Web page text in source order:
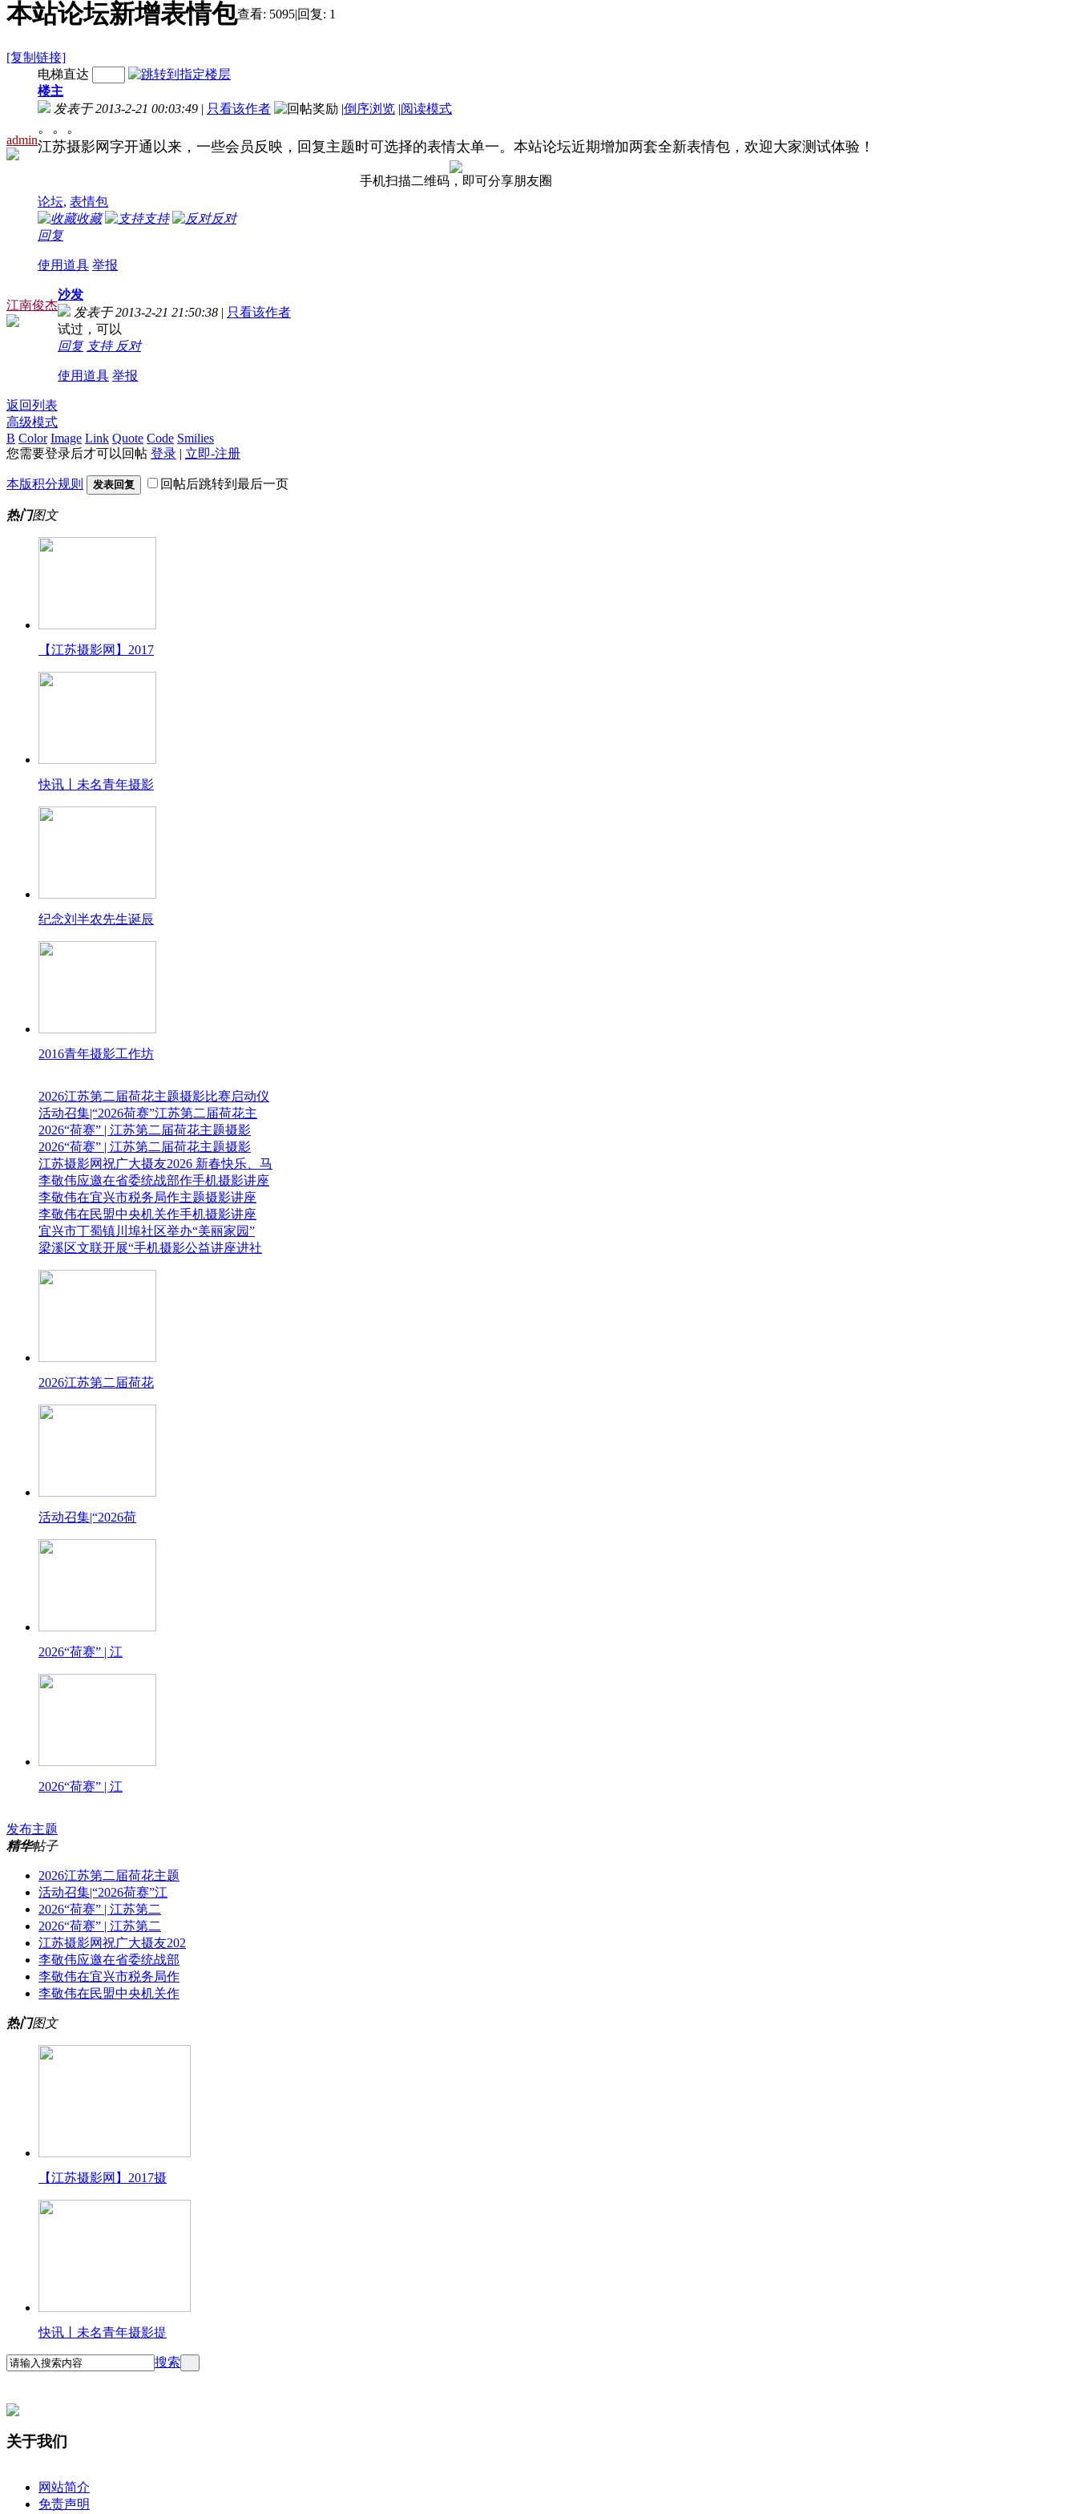
本站论坛新增表情包
[复制链接]
查看: 5095|回复: 1
admin
电梯直达
楼主
发表于 2013-2-21 00:03:49 | 只看该作者 |倒序浏览 |阅读模式
。。。
江苏摄影网字开通以来，一些会员反映，回复主题时可选择的表情太单一。本站论坛近期增加两套全新表情包，欢迎大家测试体验！
手机扫描二维码，即可分享朋友圈
论坛, 表情包
收藏
支持
反对
回复
使用道具 举报
江南俊杰
沙发
发表于 2013-2-21 21:50:38 | 只看该作者
试过，可以
回复 支持 反对
使用道具 举报
返回列表
高级模式
B Color Image Link Quote Code Smilies
您需要登录后才可以回帖 登录 | 立即-注册
本版积分规则 发表回复 回帖后跳转到最后一页
热门图文
【江苏摄影网】2017
快讯丨未名青年摄影
纪念刘半农先生诞辰
2016青年摄影工作坊
2026江苏第二届荷花主题摄影比赛启动仪
活动召集|“2026荷赛”江苏第二届荷花主
2026“荷赛” | 江苏第二届荷花主题摄影
2026“荷赛” | 江苏第二届荷花主题摄影
江苏摄影网祝广大摄友2026 新春快乐、马
李敬伟应邀在省委统战部作手机摄影讲座
李敬伟在宜兴市税务局作主题摄影讲座
李敬伟在民盟中央机关作手机摄影讲座
宜兴市丁蜀镇川埠社区举办“美丽家园”
梁溪区文联开展“手机摄影公益讲座进社
2026江苏第二届荷花
活动召集|“2026荷
2026“荷赛” | 江
2026“荷赛” | 江
发布主题
精华帖子
2026江苏第二届荷花主题
活动召集|“2026荷赛”江
2026“荷赛” | 江苏第二
2026“荷赛” | 江苏第二
江苏摄影网祝广大摄友202
李敬伟应邀在省委统战部
李敬伟在宜兴市税务局作
李敬伟在民盟中央机关作
热门图文
【江苏摄影网】2017摄
快讯丨未名青年摄影提
搜索
关于我们
网站简介
免责声明